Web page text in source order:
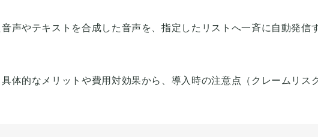
声やテキストを合成した音声を、指定したリストへ一斉に自動発信
体的なメリットや費用対効果から、導入時の注意点（クレームリス